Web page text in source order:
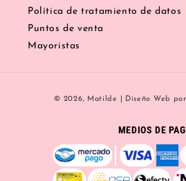
Política de tratamiento de datos
Puntos de venta
Mayoristas
pago
© 2026, Matilde Diseño Web
MEDIOS DE